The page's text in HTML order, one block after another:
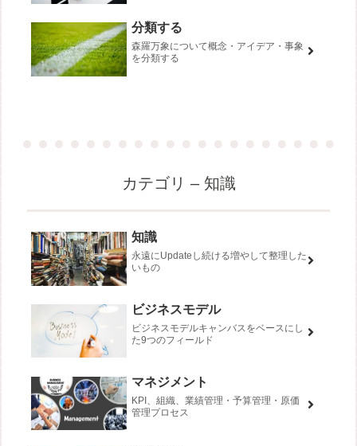
分類する
森羅万象について概念・アイデア・事象
を分類する
カテゴリ – 知識
知識
永遠にUpdateし続ける増やして整理した
いもの
ビジネスモデル
ビジネスモデルキャンバスをベースにし
た9つのフィールド
マネジメント
KPI、組織、業績管理・予算管理・原価
管理プロセス